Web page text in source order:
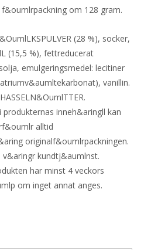
om 128 gram.
(28 %), socker,
(15,5 %), fettreducerat
emulgeringsmedel: lecitiner
vanillin.
inneh&aringll kan
alltid
originalf&oumlrpackningen.
kundtj&aumlnst.
har minst 4 veckors
om inget annat anges.